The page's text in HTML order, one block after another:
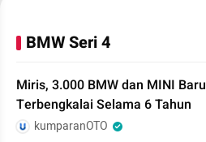
BMW Seri 4
Miris, 3.000 BMW dan MINI Baru
Terbengkalai Selama 6 Tahun
kumparanOTO